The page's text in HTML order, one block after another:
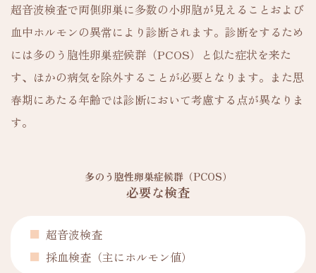
超音波検査で両側卵巣に多数の小卵胞が見えることおよび
血中ホルモンの異常により診断されます。診断をするため
には多のう胞性卵巣症候群（PCOS）と似た症状を来た
す、ほかの病気を除外することが必要となります。また思
春期にあたる年齢では診断において考慮する点が異なりま
す。
多のう胞性卵巣症候群（PCOS）
必要な検査
超音波検査
採血検査（主にホルモン値）